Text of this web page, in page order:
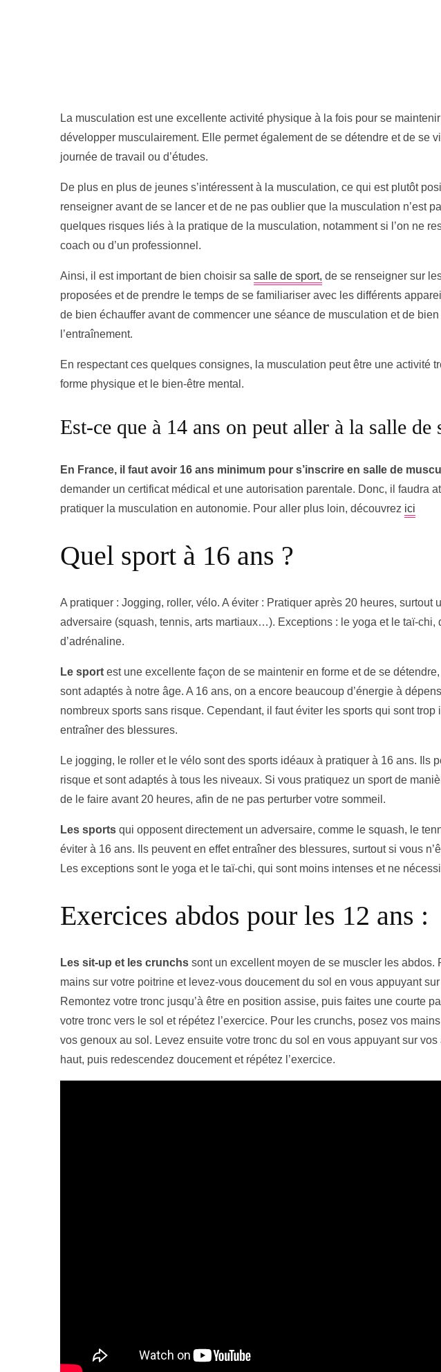
La musculation est une excellente activité physique à la fois pour se
développer musculairement. Elle permet également de se détendre et de se
journée de travail ou d’études.
De plus en plus de jeunes s’intéressent à la musculation, ce qui est plutôt
renseigner avant de se lancer et de ne pas oublier que la musculation n’est
quelques risques liés à la pratique de la musculation, notamment si l’on ne
coach ou d’un professionnel.
Ainsi, il est important de bien choisir sa salle de sport, de se renseigner sur
proposées et de prendre le temps de se familiariser avec les différents
de bien échauffer avant de commencer une séance de musculation et de bien
l’entraînement.
En respectant ces quelques consignes, la musculation peut être une activité
forme physique et le bien-être mental.
Est-ce que à 14 ans on peut aller à la salle de
En France, il faut avoir 16 ans minimum pour s’inscrire en salle de
demander un certificat médical et une autorisation parentale. Donc, il faudra
pratiquer la musculation en autonomie. Pour aller plus loin, découvrez ici
Quel sport à 16 ans ?
A pratiquer : Jogging, roller, vélo. A éviter : Pratiquer après 20 heures, surtout
adversaire (squash, tennis, arts martiaux…). Exceptions : le yoga et le taï-chi,
d’adrénaline.
Le sport est une excellente façon de se maintenir en forme et de se
sont adaptés à notre âge. A 16 ans, on a encore beaucoup d’énergie à
nombreux sports sans risque. Cependant, il faut éviter les sports qui sont trop
entraîner des blessures.
Le jogging, le roller et le vélo sont des sports idéaux à pratiquer à 16 ans. Ils
risque et sont adaptés à tous les niveaux. Si vous pratiquez un sport de
de le faire avant 20 heures, afin de ne pas perturber votre sommeil.
Les sports qui opposent directement un adversaire, comme le squash, le
éviter à 16 ans. Ils peuvent en effet entraîner des blessures, surtout si vous
Les exceptions sont le yoga et le taï-chi, qui sont moins intenses et ne
Exercices abdos pour les 12 ans :
Les sit-up et les crunchs sont un excellent moyen de se muscler les abdos.
mains sur votre poitrine et levez-vous doucement du sol en vous appuyant
Remontez votre tronc jusqu’à être en position assise, puis faites une courte
votre tronc vers le sol et répétez l’exercice. Pour les crunchs, posez vos
vos genoux au sol. Levez ensuite votre tronc du sol en vous appuyant sur
haut, puis redescendez doucement et répétez l’exercice.